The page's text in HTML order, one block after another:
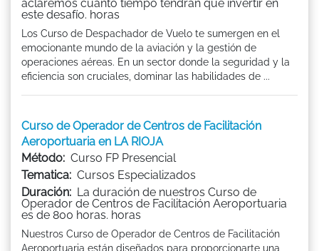
aclaremos cuánto tiempo tendrán que invertir en
este desafío. horas
Los Curso de Despachador de Vuelo te sumergen en el
emocionante mundo de la aviación y la gestión de
operaciones aéreas. En un sector donde la seguridad y la
eficiencia son cruciales, dominar las habilidades de ...
Curso de Operador de Centros de Facilitación
Aeroportuaria en LA RIOJA
Método: Curso FP Presencial
Tematica: Cursos Especializados
Duración: La duración de nuestros Curso de
Operador de Centros de Facilitación Aeroportuaria
es de 800 horas. horas
Nuestros Curso de Operador de Centros de Facilitación
Aeroportuaria están diseñados para proporcionarte una